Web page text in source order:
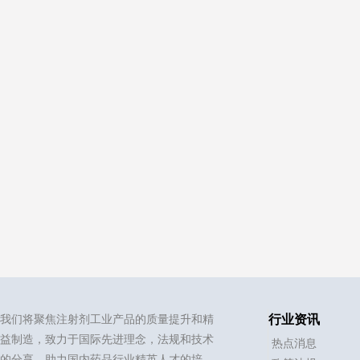
我们将聚焦注射剂工业产品的质量提升和精
益制造，致力于国际先进理念，法规和技术
行业资讯
热点消息